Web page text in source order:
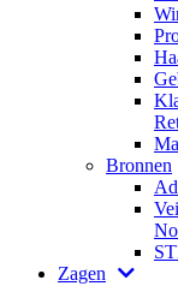
Bronnen
Zagen